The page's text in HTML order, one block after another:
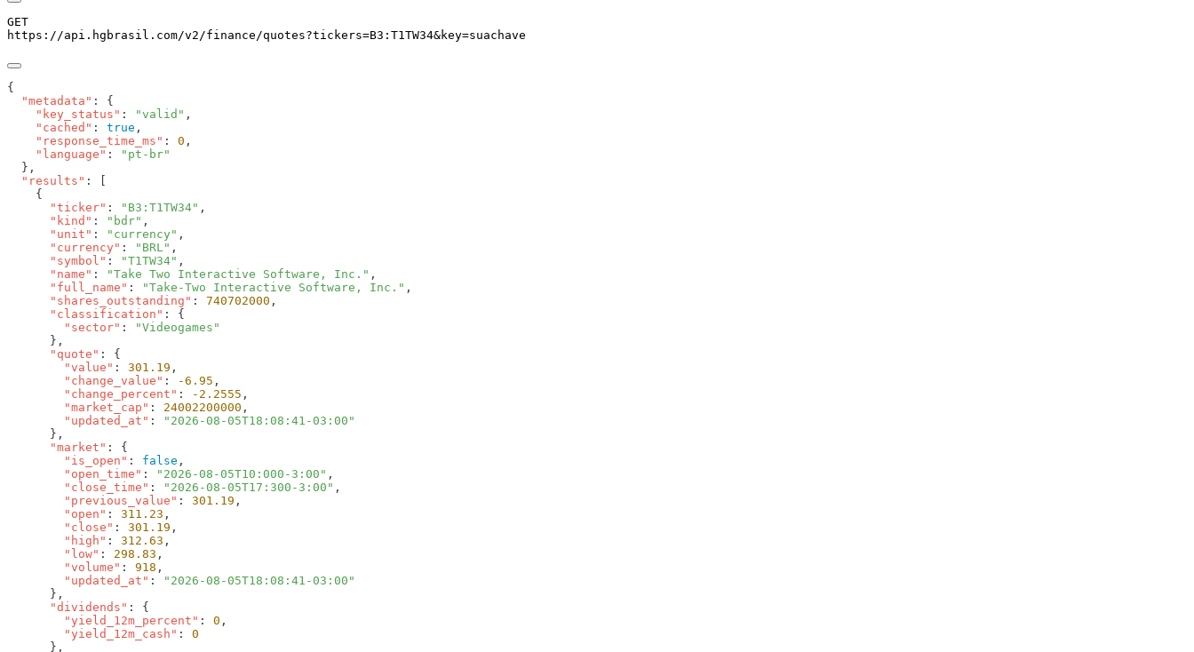
GET
https://api.hgbrasil.com/v2/finance/quotes?tickers=B3:T1TW34&key=suachave
  "metadata"
    "key_status"
: "valid"
    "cached"
: true
    "response_time_ms"
: 0
    "language"
:
  "results"
      "ticker"
: "B3:T1TW34"
      "kind"
: "bdr"
      "unit"
: "currency"
      "currency"
: "BRL"
      "symbol"
: "T1TW34"
      "name"
: "Take Two Interactive Software, Inc."
      "full_name"
: "Take-Two Interactive Software, Inc."
      "shares_outstanding"
: 740702000
      "classification"
        "sector"
:
      "quote"
        "value"
: 301.19
        "change_value"
: -6.95
        "change_percent"
: -2.2555
        "market_cap"
: 24002200000
        "updated_at"
:
      "market"
        "is_open"
: false
        "open_time"
: "2026-08-05T10:000-3:00"
        "close_time"
: "2026-08-05T17:300-3:00"
        "previous_value"
: 301.19
        "open"
: 311.23
        "close"
: 301.19
        "high"
: 312.63
        "low"
: 298.83
        "volume"
: 918
        "updated_at"
:
      "dividends"
        "yield_12m_percent"
: 0
        "yield_12m_cash"
: